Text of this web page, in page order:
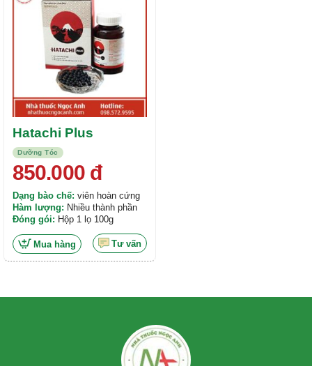
Dưỡng Tóc
Hatachi Plus
850.000đ
Dạng bào chế: viên hoàn cứng
Hàm lượng: Nhiều thành phần
Đóng gói: Hộp 1 lọ 100g
Mua hàng Tư vấn